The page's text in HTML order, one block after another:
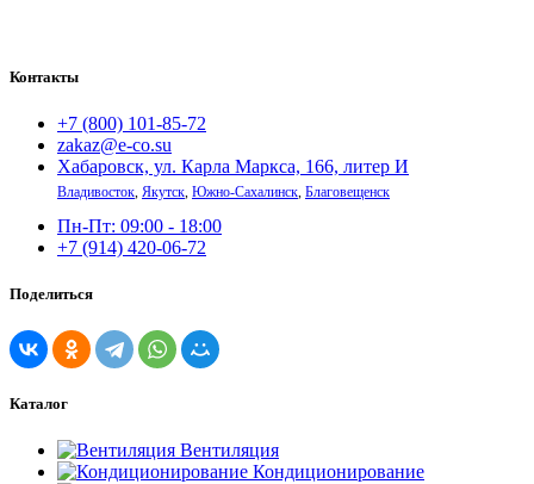
Контакты
+7 (800) 101-85-72
zakaz@e-co.su
Хабаровск, ул. Карла Маркса, 166, литер И
Владивосток Якутск Южно-Сахалинск Благовещенск
Пн-Пт: 09:00 - 18:00
+7 (914) 420-06-72
Поделиться
Каталог
Вентиляция
Кондиционирование